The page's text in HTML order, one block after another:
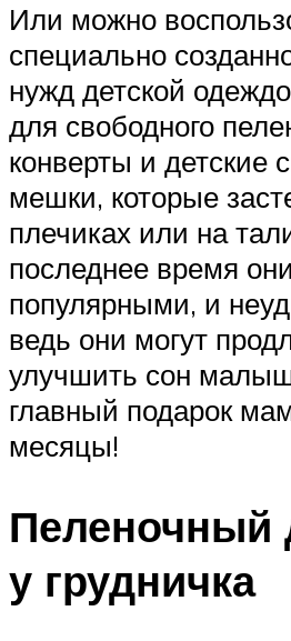
Или можно
специально
нужд детской
для свободного
конверты и детские
мешки, которые
плечиках или на
последнее время
популярными, и
ведь они могут
улучшить сон
главный подарок
месяцы!
Пеленочный
у грудничка